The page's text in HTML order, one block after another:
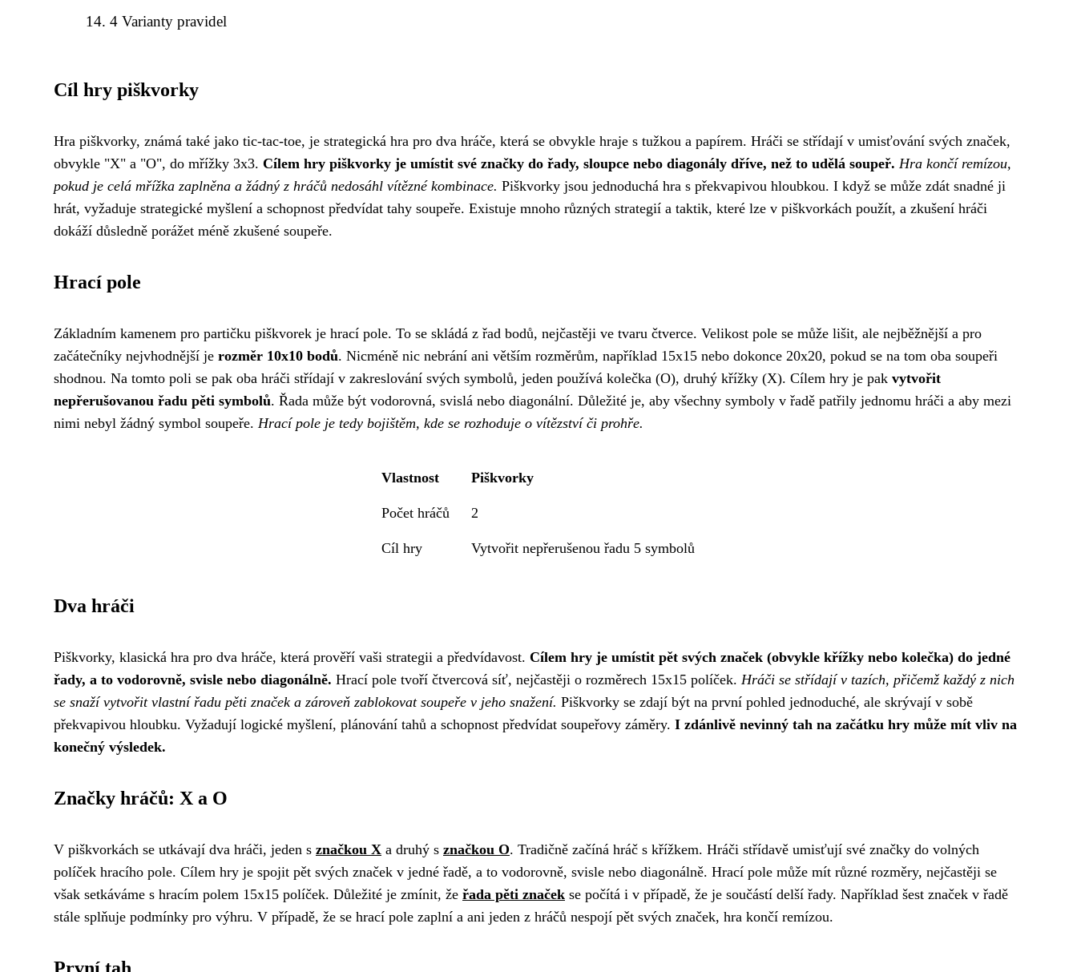
4 Varianty pravidel
Cíl hry piškvorky
Hra piškvorky, známá také jako tic-tac-toe, je strategická hra pro dva hráče, která se obvykle hraje s tužkou a papírem. Hráči se střídají v umisťování svých značek,
obvykle "X" a "O", do mřížky 3x3. Cílem hry piškvorky je umístit své značky do řady, sloupce nebo diagonály dříve, než to udělá soupeř. Hra končí remízou,
pokud je celá mřížka zaplněna a žádný z hráčů nedosáhl vítězné kombinace. Piškvorky jsou jednoduchá hra s překvapivou hloubkou. I když se může zdát snadné ji
hrát, vyžaduje strategické myšlení a schopnost předvídat tahy soupeře. Existuje mnoho různých strategií a taktik, které lze v piškvorkách použít, a zkušení hráči
dokáží důsledně porážet méně zkušené soupeře.
Hrací pole
Základním kamenem pro partičku piškvorek je hrací pole. To se skládá z řad bodů, nejčastěji ve tvaru čtverce. Velikost pole se může lišit, ale nejběžnější a pro
začátečníky nejvhodnější je rozměr 10x10 bodů. Nicméně nic nebrání ani větším rozměrům, například 15x15 nebo dokonce 20x20, pokud se na tom oba soupeři
shodnou. Na tomto poli se pak oba hráči střídají v zakreslování svých symbolů, jeden používá kolečka (O), druhý křížky (X). Cílem hry je pak vytvořit
nepřerušovanou řadu pěti symbolů. Řada může být vodorovná, svislá nebo diagonální. Důležité je, aby všechny symboly v řadě patřily jednomu hráči a aby mezi
nimi nebyl žádný symbol soupeře. Hrací pole je tedy bojištěm, kde se rozhoduje o vítězství či prohře.
Vlastnost Piškvorky
Počet hráčů 2
Cíl hry Vytvořit nepřerušenou řadu 5 symbolů
Dva hráči
Piškvorky, klasická hra pro dva hráče, která prověří vaši strategii a předvídavost. Cílem hry je umístit pět svých značek (obvykle křížky nebo kolečka) do jedné
řady, a to vodorovně, svisle nebo diagonálně. Hrací pole tvoří čtvercová síť, nejčastěji o rozměrech 15x15 políček. Hráči se střídají v tazích, přičemž každý z nich
se snaží vytvořit vlastní řadu pěti značek a zároveň zablokovat soupeře v jeho snažení. Piškvorky se zdají být na první pohled jednoduché, ale skrývají v sobě
překvapivou hloubku. Vyžadují logické myšlení, plánování tahů a schopnost předvídat soupeřovy záměry. I zdánlivě nevinný tah na začátku hry může mít vliv na
konečný výsledek.
Značky hráčů: X a O
V piškvorkách se utkávají dva hráči, jeden s značkou X a druhý s značkou O. Tradičně začíná hráč s křížkem. Hráči střídavě umisťují své značky do volných
políček hracího pole. Cílem hry je spojit pět svých značek v jedné řadě, a to vodorovně, svisle nebo diagonálně. Hrací pole může mít různé rozměry, nejčastěji se
však setkáváme s hracím polem 15x15 políček. Důležité je zmínit, že řada pěti značek se počítá i v případě, že je součástí delší řady. Například šest značek v řadě
stále splňuje podmínky pro výhru. V případě, že se hrací pole zaplní a ani jeden z hráčů nespojí pět svých značek, hra končí remízou.